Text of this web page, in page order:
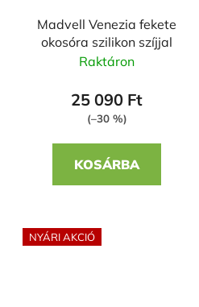
Madvell Venezia fekete
okosóra szilikon szíjjal
Raktáron
25 090 Ft
(–30 %)
KOSÁRBA
NYÁRI AKCIÓ